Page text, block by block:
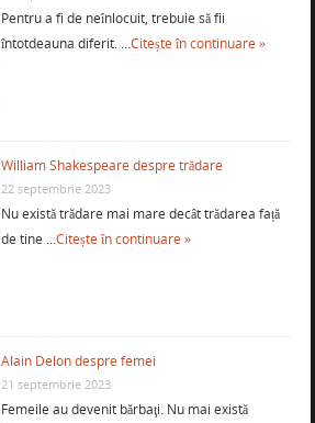
Pentru a fi de neînlocuit, trebuie să fii
întotdeauna diferit. …Citește în continuare »
William Shakespeare despre trădare
22 septembrie 2023
Nu există trădare mai mare decât trădarea față
de tine …Citește în continuare »
Alain Delon despre femei
21 septembrie 2023
Femeile au devenit bărbaţi. Nu mai există